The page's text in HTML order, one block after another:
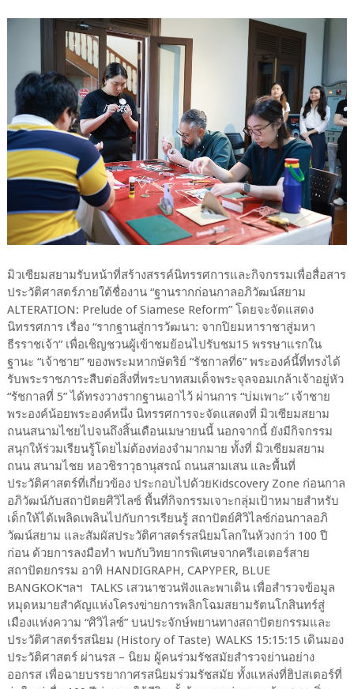
มิวเซียมสยามรับหน้าที่สร้างสรรค์นิทรรศการและกิจกรรมเพื่อสื่อสาร
ประวัติศาสตร์ภายใต้ชื่องาน “ฐานรากก่อนกาลอภิวัฒน์สยาม
ALTERATION: Prelude of Siamese Reform” โดยจะจัดแสดง
นิทรรศการ เรื่อง “รากฐานสู่การวัฒนา: จากปิยมหาราชาสู่มหา
ธีรราชเจ้า” เพื่อเชิญชวนผู้เข้าชมย้อนไปรับชม15 พรรษาแรกใน
ฐานะ “เจ้าชาย” ของพระมหากษัตริย์ “รัชกาลที่6” พระองค์นี้ที่ทรงได้
รับพระราชภาระสืบต่อสิ่งที่พระบาทสมเด็จพระจุลจอมเกล้าเจ้าอยู่หัว
“รัชกาลที่ 5” ได้ทรงวางรากฐานเอาไว้ ผ่านการ “บ่มเพาะ” เจ้าชาย
พระองค์น้อยพระองค์หนึ่ง นิทรรศการจะจัดแสดงที่ มิวเซียมสยาม
ถนนสนามไชยไปจนถึงสิ้นเดือนเมษายนนี้ นอกจากนี้ ยังมีกิจกรรม
สนุกให้ร่วมเรียนรู้โดยไม่ต้องท่องจำมากมาย ทั้งที่ มิวเซียมสยาม
ถนน สนามไชย หอวชิราวุธานุสรณ์ ถนนสามเสน และพื้นที่
ประวัติศาสตร์ที่เกี่ยวข้อง ประกอบไปด้วยKidscovery Zone ก่อนกาล
อภิวัฒน์กับสถาปัตยศิวิไลซ์ พื้นที่กิจกรรมเจาะกลุ่มเป้าหมายสำหรับ
เด็กให้ได้เพลิดเพลินไปกับการเรียนรู้ สถาปัตย์ศิวิไลซ์ก่อนกาลอภิ
วัฒน์สยาม และสัมผัสประวัติศาสตร์รสนิยมโลกในห้วงกว่า 100 ปี
ก่อน ด้วยการลงมือทำ พบกับวิทยากรพิเศษจากครีเอเตอร์สาย
สถาปัตยกรรม อาทิ HANDIGRAPH, CAPYPER, BLUE
BANGKOKฯลฯ ​TALKS เสวนาชวนฟังและพาเดิน เพื่อสำรวจข้อมูล
หมุดหมายสำคัญแห่งโครงข่ายการพลิกโฉมสยามรัตนโกสินทร์สู่
เมืองแห่งความ “ศิวิไลซ์” บนประจักษ์พยานทางสถาปัตยกรรมและ
ประวัติศาสตร์รสนิยม (History of Taste) WALKS 15:15:15 เดินมอง
ประวัติศาสตร์ ผ่านรส – นิยม ผู้คนร่วมรัชสมัยสำรวจย่านอย่าง
ออกรส เพื่อฉายบรรยากาศรสนิยมร่วมรัชสมัย ทั้งแหล่งที่ฮิปสเตอร์ที่